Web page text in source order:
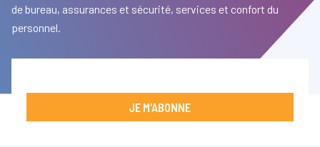
de bureau, assurances et sécurité, services et confort du
personnel.
JE M'ABONNE